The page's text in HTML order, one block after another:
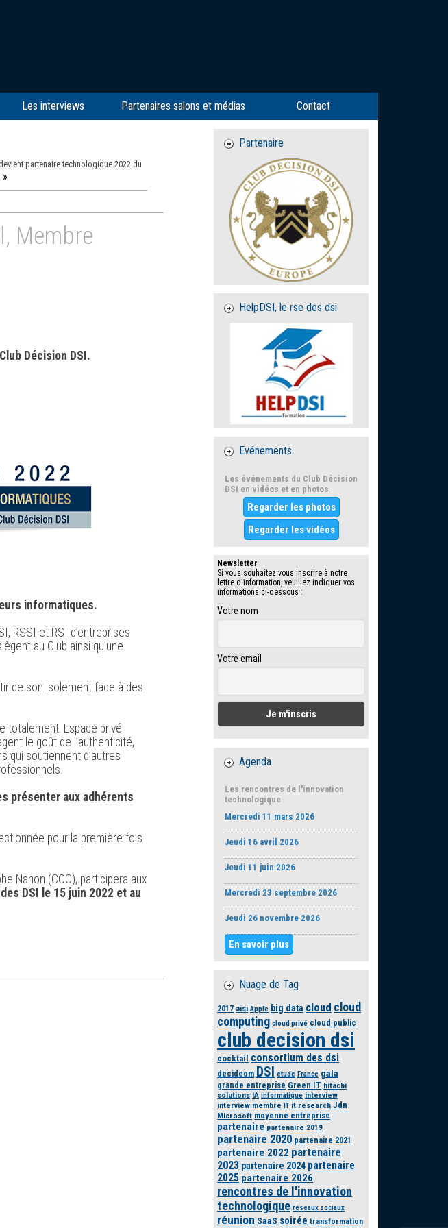
Les interviews Partenaires salons et médias Contact
partenaire technologique 2022 du
»
Membre
Décision DSI.
informatiques.
RSSI et RSI d’entreprises
au Club ainsi qu’une
de son isolement face à des
totalement. Espace privé
le goût de l’authenticité,
qui soutiennent d’autres
présenter aux adhérents
pour la première fois
Nahon (COO), participera aux
DSI le 15 juin 2022 et au
Partenaire
HelpDSI, le rse des dsi
Evénements
Les événements du Club Décision
DSI en vidéos et en photos
Regarder les photos
Regarder les vidéos
Newsletter
Si vous souhaitez vous inscrire à notre
lettre d'information, veuillez indiquer vos
informations ci-dessous :
Votre nom
Votre email
Agenda
Les rencontres de l'innovation
technologique
Mercredi 11 mars 2026
Jeudi 16 avril 2026
Jeudi 11 juin 2026
Mercredi 23 septembre 2026
Jeudi 26 novembre 2026
En savoir plus
Nuage de Tag
2017 aisi Apple big data cloud cloud
computing cloud privé cloud public
club decision dsi
cocktail consortium des dsi
decideom DSI etude France gala
grande entreprise Green IT hitachi
solutions IA informatique interview
interview membre IT it research Jdn
Microsoft moyenne entreprise
partenaire partenaire 2019
partenaire 2020 partenaire 2021
partenaire 2022 partenaire
2023 partenaire 2024 partenaire
2025 partenaire 2026
rencontres de l'innovation
technologique réseaux sociaux
réunion SaaS soirée transformation